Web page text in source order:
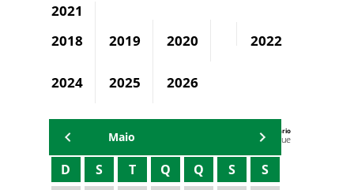
2021
2018
2019 2020 2022
2024 2025 2026
Agenda do Secretário
Zezinho Albuquerque
Maio
D S T Q Q S S